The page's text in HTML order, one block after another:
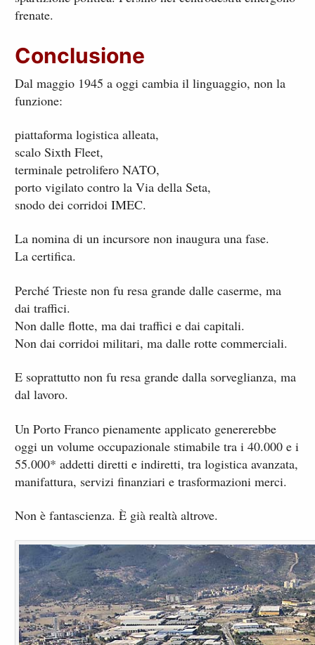
frenate.
Conclusione
Dal maggio 1945 a oggi cambia il linguaggio, non la
funzione:
piattaforma logistica alleata,
scalo Sixth Fleet,
terminale petrolifero NATO,
porto vigilato contro la Via della Seta,
snodo dei corridoi IMEC.
La nomina di un incursore non inaugura una fase.
La certifica.
Perché Trieste non fu resa grande dalle caserme, ma
dai traffici.
Non dalle flotte, ma dai traffici e dai capitali.
Non dai corridoi militari, ma dalle rotte commerciali.
E soprattutto non fu resa grande dalla sorveglianza, ma
dal lavoro.
Un Porto Franco pienamente applicato genererebbe
oggi un volume occupazionale stimabile tra i 40.000 e i
55.000* addetti diretti e indiretti, tra logistica avanzata,
manifattura, servizi finanziari e trasformazioni merci.
Non è fantascienza. È già realtà altrove.